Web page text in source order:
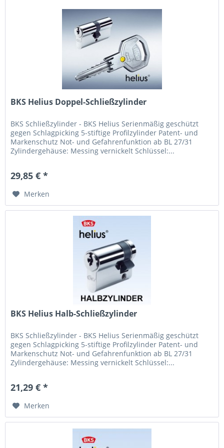
BKS Helius Doppel-Schließzylinder
BKS Schließzylinder - BKS Helius Seri­en­mäßig geschützt
gegen Schlagpi­cking 5-stif­tige Pro­filzylinder Patent- und
Marken­schutz Not- und Gefah­renfunk­tion ab BL 27/31
Zylinderge­häuse: Mes­sing ver­ni­ckelt Schlüs­sel:...
29,85 € *
Merken
BKS Helius Halb-Schließzylinder
BKS Schließzylinder - BKS Helius Seri­en­mäßig geschützt
gegen Schlagpi­cking 5-stif­tige Pro­filzylinder Patent- und
Marken­schutz Not- und Gefah­renfunk­tion ab BL 27/31
Zylinderge­häuse: Mes­sing ver­ni­ckelt Schlüs­sel:...
21,29 € *
Merken